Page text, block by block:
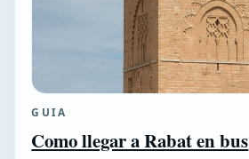
GUIA
Como llegar a Rabat en bus